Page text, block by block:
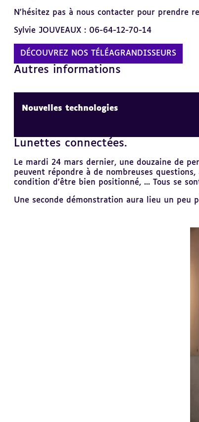
N'hésitez pas à nous contacter pour prendre
Sylvie JOUVEAUX : 06-64-12-70-14
DÉCOUVREZ NOS TÉLÉAGRANDISSEURS
Autres informations
Nouvelles technologies
Revenir
Lunettes connectées.
Le mardi 24 mars dernier, une douzaine de
peuvent répondre à de nombreuses
condition d'être bien positionné, ... Tous se
Une seconde démonstration aura lieu un peu
Revenir
sommaire